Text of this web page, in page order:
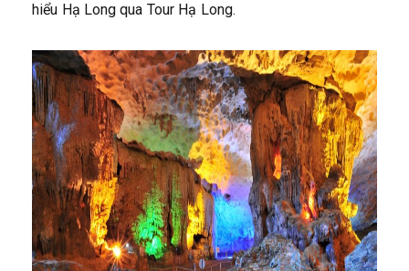
hiểu Hạ Long qua Tour Hạ Long.